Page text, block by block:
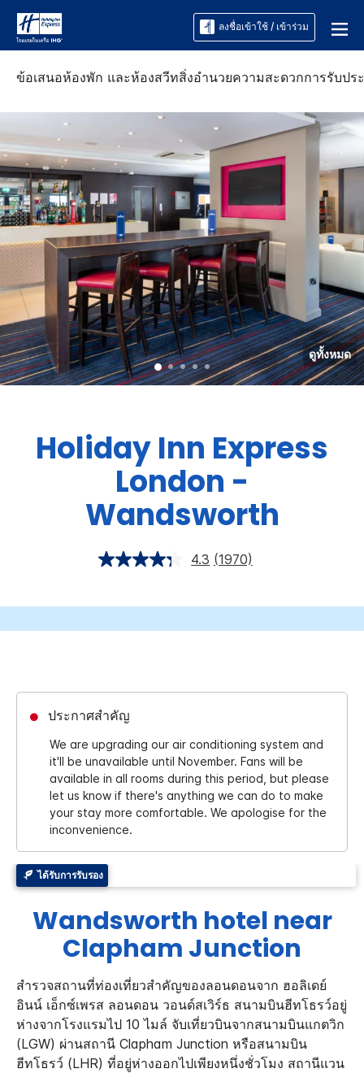
ลงชื่อเข้าใช้ / เข้าร่วม
ข้อเสนอห้องพัก และห้องสวีทสิ่งอำนวยความสะดวกการรับปร
ดูทั้งหมด
Holiday Inn Express
London -
Wandsworth
4.3 (1970)
ประกาศสำคัญ
We are upgrading our air conditioning system and
it'll be unavailable until November. Fans will be
available in all rooms during this period, but please
let us know if there's anything we can do to make
your stay more comfortable. We apologise for the
inconvenience.
ได้รับการรับรอง
Wandsworth hotel near
Clapham Junction
สำรวจสถานที่ท่องเที่ยวสำคัญของลอนดอนจาก ฮอลิเดย์
อินน์ เอ็กซ์เพรส ลอนดอน วอนด์สเวิร์ธ สนามบินฮีทโธรว์อยู่
ห่างจากโรงแรมไป 10 ไมล์ จับเที่ยวบินจากสนามบินแกตวิก
(LGW) ผ่านสถานี Clapham Junction หรือสนามบิน
ฮีทโธรว์ (LHR) ที่อยู่ห่างออกไปเพียงหนึ่งชั่วโมง สถานีแวน